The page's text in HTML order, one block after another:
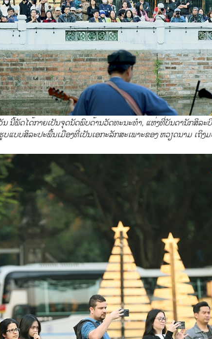
ນີ້ພັດໄດ້ກາຍເປັນຈຸດນັດພົບດ້ານວັດທະນະທຳ, ແຫ່ງທີ່ບັນດານັກສິລະ
ແບບສິລະປະພື້ນເມືອງທີ່ເປັນເອກະລັກສະເພາະຂອງ ຫວຽດນາມ ເຖິງ